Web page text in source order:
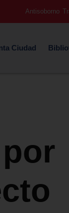
Antisoborno
Ciudad